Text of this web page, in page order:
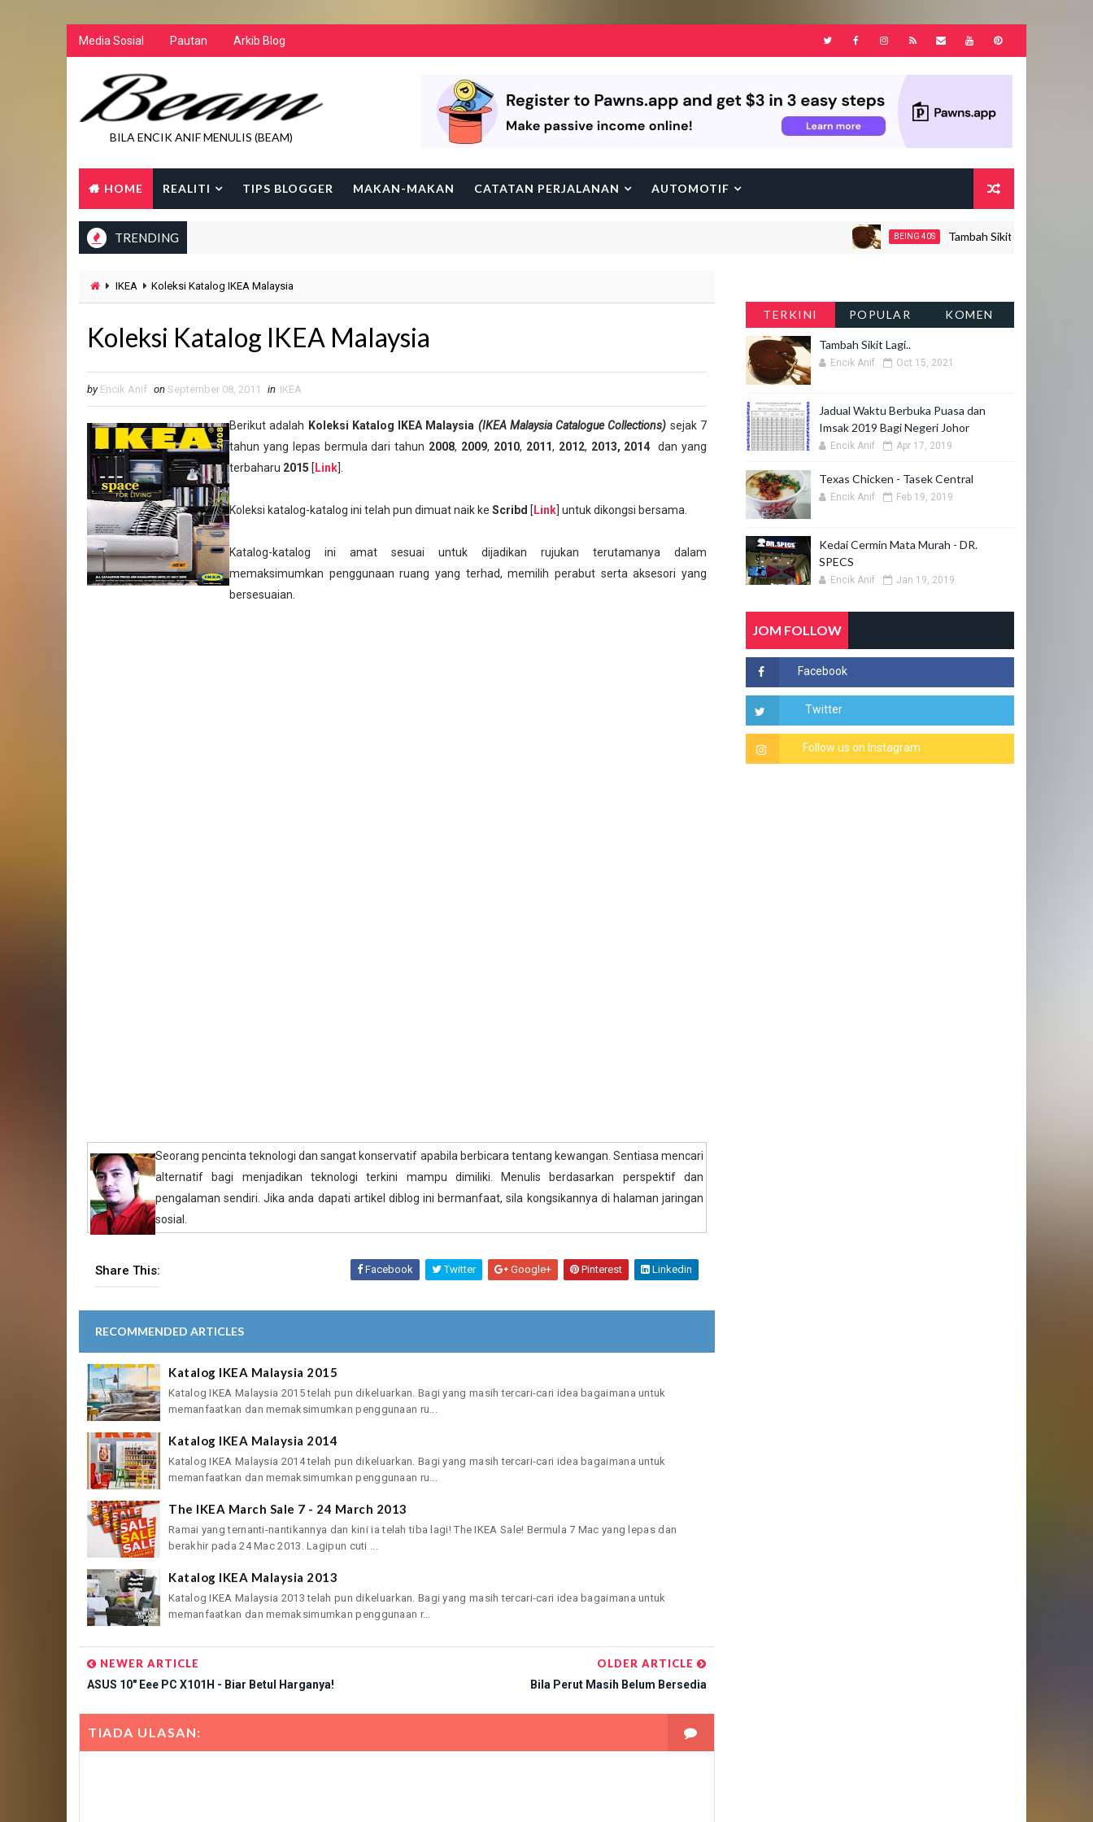
Media Sosial Pautan Arkib Blog
BILA ENCIK ANIF MENULIS (BEAM)
HOME REALITI TIPS BLOGGER MAKAN-MAKAN CATATAN PERJALANAN AUTOMOTIF
TRENDING BEING 40S Tambah Sikit Lagi..
IKEA Koleksi Katalog IKEA Malaysia
Koleksi Katalog IKEA Malaysia
by Encik Anif on September 08, 2011 in IKEA
Berikut adalah Koleksi Katalog IKEA Malaysia (IKEA Malaysia Catalogue Collections) sejak 7
tahun yang lepas bermula dari tahun 2008, 2009, 2010, 2011, 2012, 2013, 2014 dan yang
terbaharu 2015 [ Link
Koleksi katalog-katalog ini telah pun dimuat naik ke Scribd [ Link ] untuk dikongsi bersama.
Katalog-katalog ini amat sesuai untuk dijadikan rujukan terutamanya dalam
memaksimumkan penggunaan ruang yang terhad, memilih perabut serta aksesori yang
bersesuaian.
Seorang pencinta teknologi dan sangat konservatif apabila berbicara tentang kewangan. Sentiasa mencari
alternatif bagi menjadikan teknologi terkini mampu dimiliki. Menulis berdasarkan perspektif dan
pengalaman sendiri. Jika anda dapati artikel diblog ini bermanfaat, sila kongsikannya di halaman jaringan
sosial.
Share This: Facebook Twitter Google+ Pinterest Linkedin
RECOMMENDED ARTICLES
Katalog IKEA Malaysia 2015
Katalog IKEA Malaysia 2015 telah pun dikeluarkan. Bagi yang masih tercari-cari idea bagaimana untuk
memanfaatkan dan memaksimumkan penggunaan ru...
Katalog IKEA Malaysia 2014
Katalog IKEA Malaysia 2014 telah pun dikeluarkan. Bagi yang masih tercari-cari idea bagaimana untuk
memanfaatkan dan memaksimumkan penggunaan ru...
The IKEA March Sale 7 - 24 March 2013
Ramai yang ternanti-nantikannya dan kini ia telah tiba lagi! The IKEA Sale! Bermula 7 Mac yang lepas dan
berakhir pada 24 Mac 2013. Lagipun cuti ...
Katalog IKEA Malaysia 2013
Katalog IKEA Malaysia 2013 telah pun dikeluarkan. Bagi yang masih tercari-cari idea bagaimana untuk
memanfaatkan dan memaksimumkan penggunaan r...
NEWER ARTICLE
ASUS 10" Eee PC X101H - Biar Betul Harganya!
OLDER ARTICLE
Bila Perut Masih Belum Bersedia
TIADA ULASAN:
TERKINI POPULAR KOMEN
Tambah Sikit Lagi..
Encik Anif Oct 15, 2021
Jadual Waktu Berbuka Puasa dan
Imsak 2019 Bagi Negeri Johor
Encik Anif Apr 17, 2019
Texas Chicken - Tasek Central
Encik Anif Feb 19, 2019
Kedai Cermin Mata Murah - DR.
SPECS
Encik Anif Jan 19, 2019
JOM FOLLOW